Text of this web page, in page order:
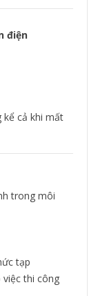
điện
cả khi mất
trong môi
tạp
việc thi công